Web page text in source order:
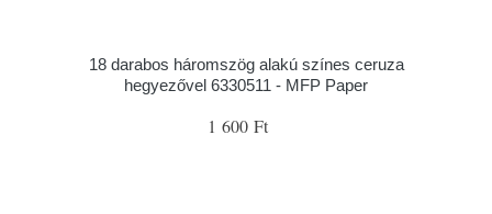
18 darabos háromszög alakú színes ceruza
hegyezővel 6330511 - MFP Paper
1 600 Ft